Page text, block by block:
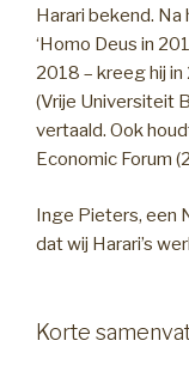
Harari bekend. Na
‘Homo Deus in
2018 – kreeg hij
(Vrije Universiteit
vertaald. Ook
Economic Forum
Inge Pieters, een
dat wij Harari’s
Korte